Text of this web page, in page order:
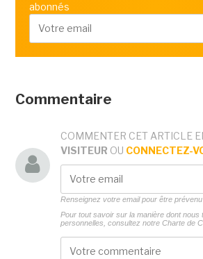
abonnés
Commentaire
COMMENTER CET ARTICLE
VISITEUR OU CONNECTEZ-
Renseignez votre email pour être
Pour tout savoir sur la manière dont nous
personnelles, consultez notre Charte de